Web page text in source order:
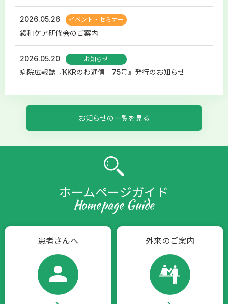
2026.05.26 イベント・セミナー
緩和ケア研修会のご案内
2026.05.20 お知らせ
病院広報誌『KKRのわ通信 75号』発行のお知らせ
お知らせの一覧を見る
ホームページガイド
Homepage Guide
患者さんへ 外来のご案内